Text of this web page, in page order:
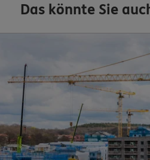
Das könnte Sie